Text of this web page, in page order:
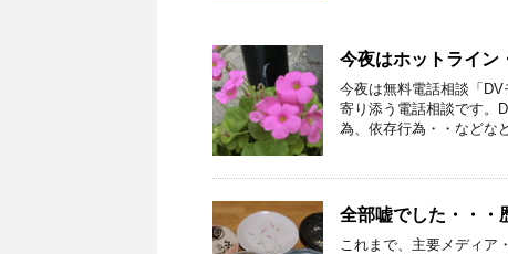
今夜はホットライン
今夜は無料電話相談「
寄り添う電話相談です。
為、依存行為・・などな
全部嘘でした・・・
これまで、主要メディア